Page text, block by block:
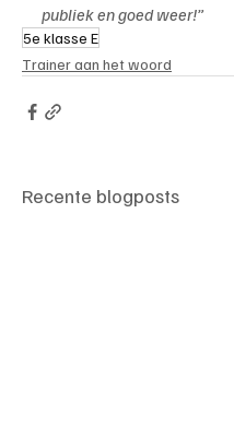
publiek en goed weer!”
5e klasse E
Trainer aan het woord
Recente blogposts